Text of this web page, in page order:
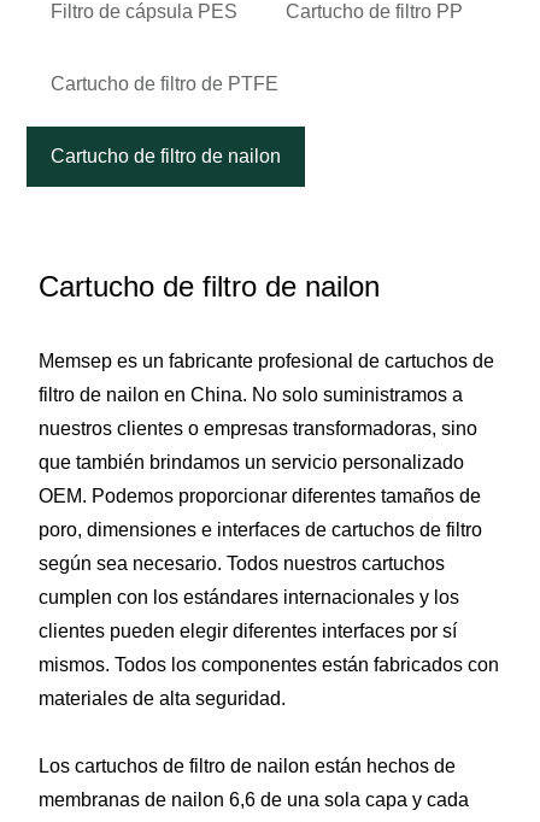
Filtro de cápsula PES Cartucho de filtro PP
Cartucho de filtro de PTFE
Cartucho de filtro de nailon
Cartucho de filtro de nailon
Memsep es un fabricante profesional de cartuchos de
filtro de nailon en China. No solo suministramos a
nuestros clientes o empresas transformadoras, sino
que también brindamos un servicio personalizado
OEM. Podemos proporcionar diferentes tamaños de
poro, dimensiones e interfaces de cartuchos de filtro
según sea necesario. Todos nuestros cartuchos
cumplen con los estándares internacionales y los
clientes pueden elegir diferentes interfaces por sí
mismos. Todos los componentes están fabricados con
materiales de alta seguridad.
Los cartuchos de filtro de nailon están hechos de
membranas de nailon 6,6 de una sola capa y cada